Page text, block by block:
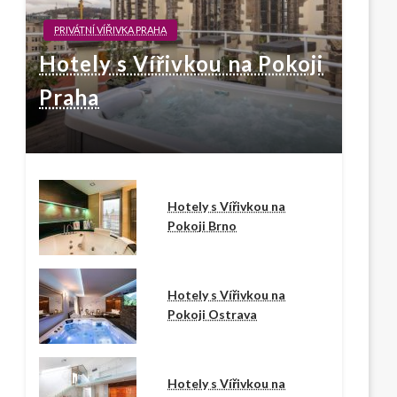
PRIVÁTNÍ VÍŘIVKA PRAHA
Hotely s Vířivkou na Pokoji
Praha
Hotely s Vířivkou na
Pokoji Brno
Hotely s Vířivkou na
Pokoji Ostrava
Hotely s Vířivkou na